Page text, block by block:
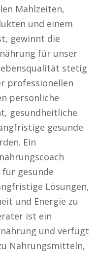
Mahlzeiten,
und einem
gewinnt die
für unser
stetig
professionellen
persönliche
gesundheitliche
gesunde
Ein
gesunde
Lösungen,
und Energie zu
ist ein
und verfügt
Nahrungsmitteln,